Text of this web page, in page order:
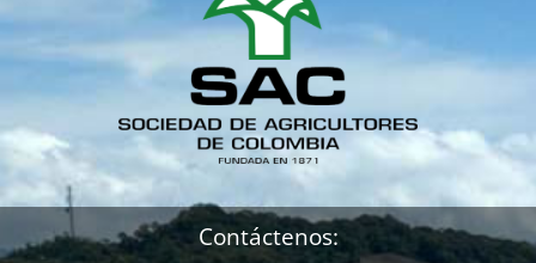
Contáctenos: